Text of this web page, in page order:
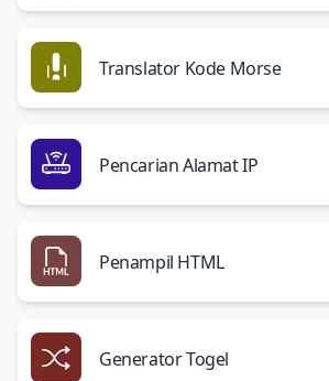
Translator Kode Morse
Pencarian Alamat IP
Penampil HTML
Generator Togel